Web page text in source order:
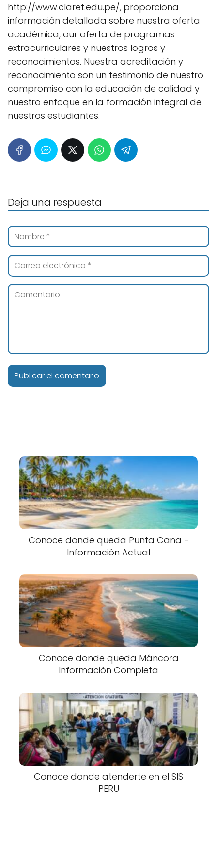
http://www.claret.edu.pe/, proporciona
información detallada sobre nuestra oferta
académica, our oferta de programas
extracurriculares y nuestros logros y
reconocimientos. Nuestra acreditación y
reconocimiento son un testimonio de nuestro
compromiso con la educación de calidad y
nuestro enfoque en la formación integral de
nuestros estudiantes.
Deja una respuesta
Conoce donde queda Punta Cana -
Información Actual
Conoce donde queda Máncora
Información Completa
Conoce donde atenderte en el SIS
PERU